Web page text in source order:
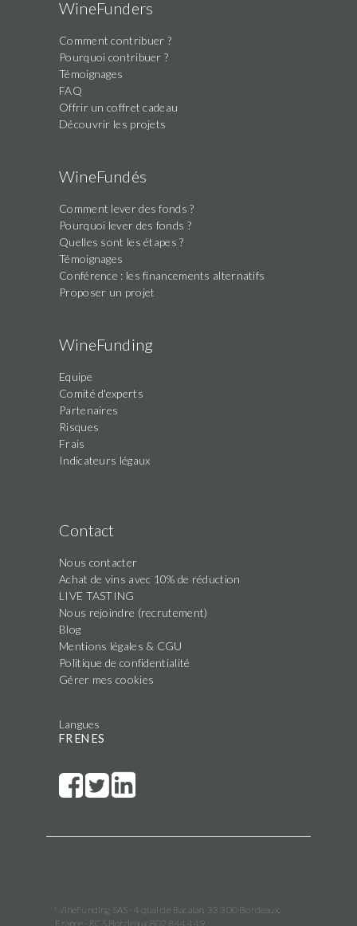
this
field
WineFunders
Comment contribuer ?
Pourquoi contribuer ?
Témoignages
FAQ
Offrir un coffret cadeau
Découvrir les projets
WineFundés
Comment lever des fonds ?
Pourquoi lever des fonds ?
Quelles sont les étapes ?
Témoignages
Conférence : les financements alternatifs
Proposer un projet
WineFunding
Equipe
Comité d'experts
Partenaires
Risques
Frais
Indicateurs légaux
Contact
Nous contacter
Achat de vins avec 10% de réduction
LIVE TASTING
Nous rejoindre (recrutement)
Blog
Mentions légales & CGU
Politique de confidentialité
Gérer mes cookies
Langues
FR EN ES
WineFunding SAS · 4 quai de Bacalan, 33 300 Bordeaux,
France · RCS Bordeaux 802 844 449